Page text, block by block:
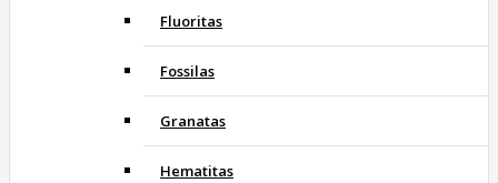
Fluoritas
Fossilas
Granatas
Hematitas